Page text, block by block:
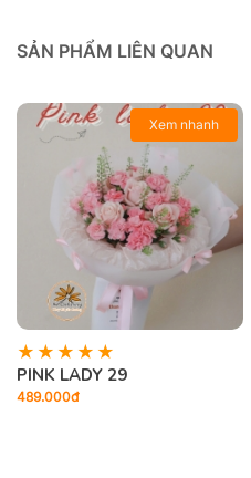
SẢN PHẨM LIÊN QUAN
Xem nhanh
PINK LADY 29
489.000đ